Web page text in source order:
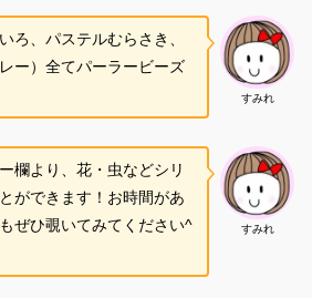
すみれ
ろ、パステルむらさき、
ー）全てパーラービーズ
すみれ
欄より、花・虫などシリ
ができます！お時間があ
ぜひ覗いてみてください^